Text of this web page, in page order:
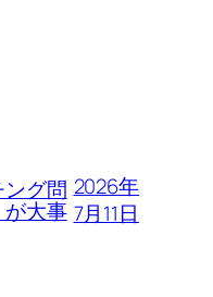
グ問
大事
2026年
7月11日